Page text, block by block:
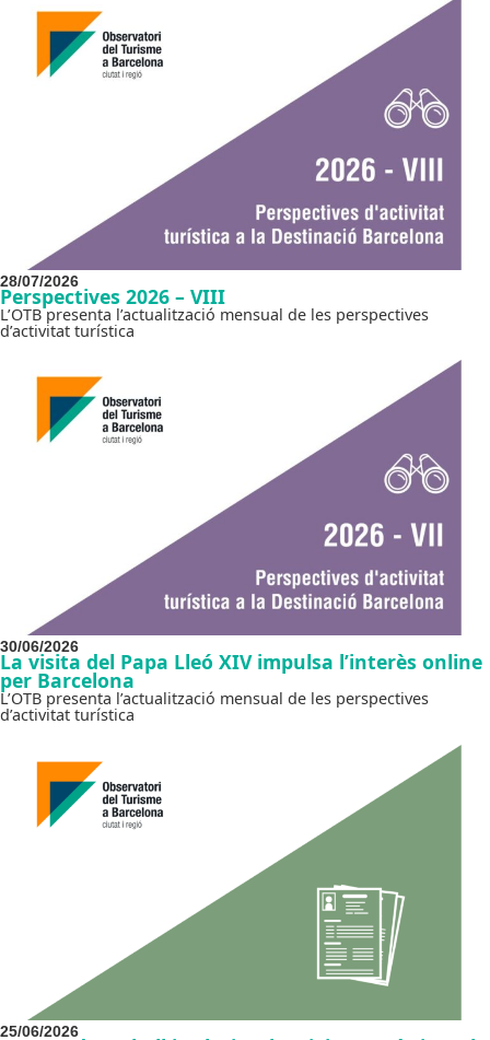
28/07/2026
Perspectives 2026 – VIII
L’OTB presenta l’actualització mensual de les perspectives
d’activitat turística
30/06/2026
La visita del Papa Lleó XIV impulsa l’interès online
per Barcelona
L’OTB presenta l’actualització mensual de les perspectives
d’activitat turística
25/06/2026